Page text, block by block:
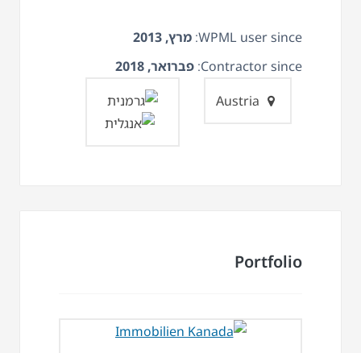
WPML user since: מרץ, 2013
Contractor since: פברואר, 2018
Portfolio